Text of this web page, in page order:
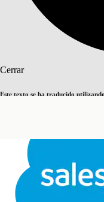
Cerrar
Este texto se ha traducido
Cerrar Cerrar